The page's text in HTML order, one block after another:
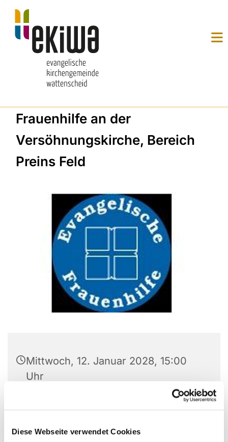
Diese Webseite verwendet Cookies
Frauenhilfe an der
Versöhnungskirche, Bereich
Preins Feld
Mittwoch, 12. Januar 2028, 15:00
Uhr
44869 Bochum